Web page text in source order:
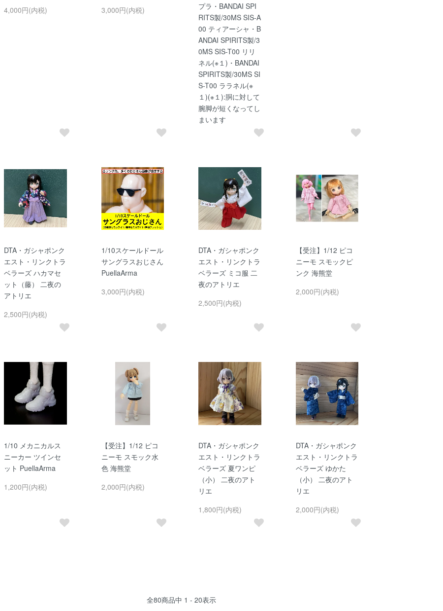
4,000円(内税)
3,000円(内税)
プラ・BANDAI SPI
RITS製/30MS SIS-A
00 ティアーシャ・B
ANDAI SPIRITS製/3
0MS SIS-T00 リリ
ネル(※１)・BANDAI
SPIRITS製/30MS SI
S-T00 ララネル(※
１)(※１):胴に対して
腕脚が短くなってし
まいます
DTA・ガシャポンク
エスト・リンクトラ
ベラーズ ハカマセ
ット（藤） 二夜の
アトリエ
2,500円(内税)
1/10スケールドール
サングラスおじさん
PuellaArma
3,000円(内税)
DTA・ガシャポンク
エスト・リンクトラ
ベラーズ ミコ服 二
夜のアトリエ
2,500円(内税)
【受注】1/12 ピコ
ニーモ スモックピ
ンク 海熊堂
2,000円(内税)
1/10 メカニカルス
ニーカー ツインセ
ット PuellaArma
1,200円(内税)
【受注】1/12 ピコ
ニーモ スモック水
色 海熊堂
2,000円(内税)
DTA・ガシャポンク
エスト・リンクトラ
ベラーズ 夏ワンピ
（小） 二夜のアト
リエ
1,800円(内税)
DTA・ガシャポンク
エスト・リンクトラ
ベラーズ ゆかた
（小） 二夜のアト
リエ
2,000円(内税)
全80商品中 1 - 20表示